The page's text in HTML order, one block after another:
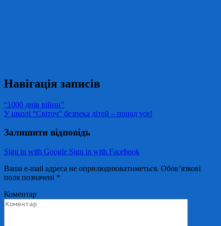
Навігація записів
“1000 днів війни”
У школі “Світоч” безпека дітей – понад усе!
Залишити відповідь
Sign in with Google Sign in with Facebook
Ваша e-mail адреса не оприлюднюватиметься. Обов’язкові
поля позначені *
Коментар